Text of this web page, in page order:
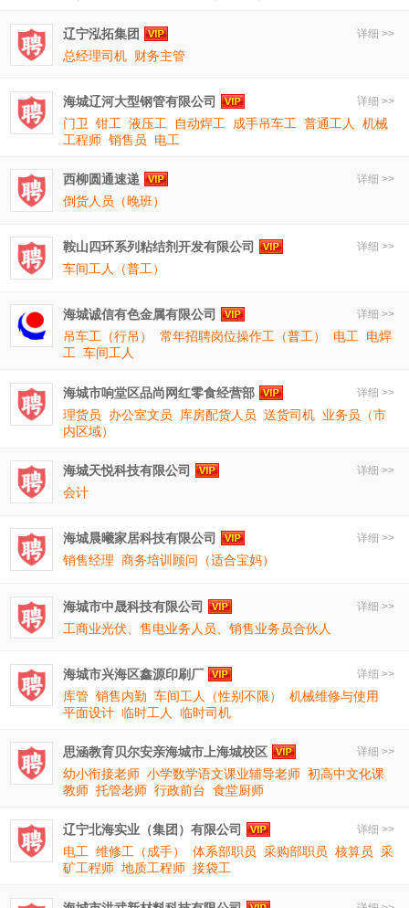
详细 >>
辽宁泓拓集团
总经理司机 财务主管
详细 >>
海城辽河大型钢管有限公司
门卫
钳工 液压工 自动焊工 成手吊车工 普通工人
机械
工程师 销售员 电工
详细 >>
西柳圆通速递
倒货人员（晚班）
详细 >>
鞍山四环系列粘结剂开发有限公司
车间工人（普工）
详细 >>
海城诚信有色金属有限公司
吊车工（行吊）
常年招聘岗位操作工（普工） 电工 电焊
工 车间工人
详细 >>
海城市响堂区品尚网红零食经营部
理货员
办公室文员 库房配货人员 送货司机 业务员（市
内区域）
详细 >>
海城天悦科技有限公司
会计
详细 >>
海城晨曦家居科技有限公司
销售经理 商务培训顾问（适合宝妈）
详细 >>
海城市中晟科技有限公司
工商业光伏、售电业务人员、销售业务员合伙人
详细 >>
海城市兴海区鑫源印刷厂
库管 销售内勤 车间工人（性别不限）
机械维修与使用
平面设计 临时工人 临时司机
详细 >>
思涵教育贝尔安亲海城市上海城校区
幼小衔接老师 小学数学语文课业辅导老师 初高中文化课
教师 托管老师 行政前台 食堂厨师
详细 >>
辽宁北海实业（集团）有限公司
电工 维修工（成手） 体系部职员 采购部职员 核算员 采
矿工程师 地质工程师 接袋工